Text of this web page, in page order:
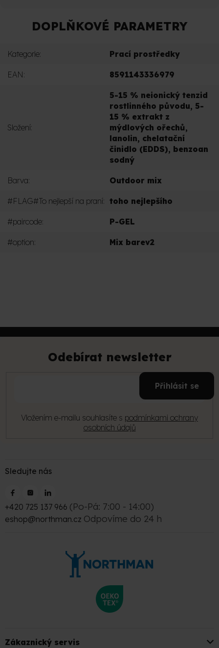
DOPLŇKOVÉ PARAMETRY
Kategorie: Prací prostředky
EAN: 8591143336979
Složení:
5-15 % neionický tenzid
rostlinného původu, 5-
15 % extrakt z
mýdlových ořechů,
lanolin, chelatační
činidlo (EDDS), benzoan
sodný
Barva: Outdoor mix
#FLAG#To nejlepší na praní: toho nejlepšího
#paircode: P-GEL
#option: Mix barev2
Odebírat newsletter
Vložením e-mailu souhlasíte s podmínkami ochrany
osobních údajů
Přihlásit se
Sledujte nás
+420 725 137 966 (Po-Pá: 7:00 - 14:00)
eshop@northman.cz Odpovíme do 24 h
Zákaznický servis